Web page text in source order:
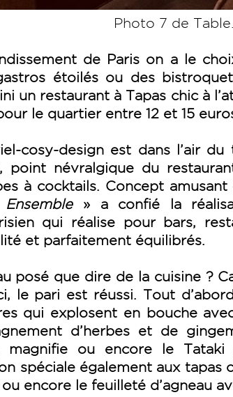
Photo 7 de
de Paris on a le
étoilés ou des
un restaurant à Tapas chic à
le quartier entre 12 et 15
cosy-design est dans l’air
point névralgique du
à cocktails. Concept
Ensemble» a confié la
qui réalise pour bars,
et parfaitement équilibrés.
posé que dire de la cuisine ?
le pari est réussi. Tout
qui explosent en bouche
d’herbes et de
magnifie ou encore le
spéciale également aux
encore le feuilleté d’agneau